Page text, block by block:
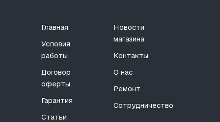
Главная
Условия
работы
Договор
оферты
Гарантия
Статьи
Новости
магазина
Контакты
О нас
Ремонт
Сотрудничество